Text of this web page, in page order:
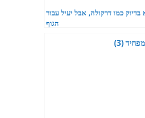
כמו דרקולה, אבל יעיל עבור
הגוף